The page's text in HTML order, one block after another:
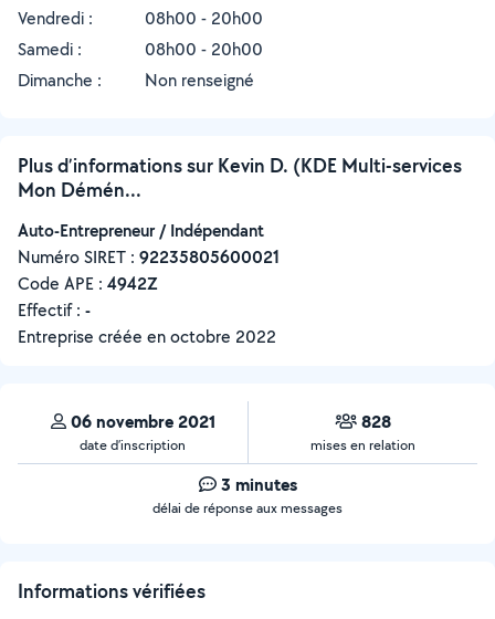
Vendredi :
08h00 - 20h00
Samedi :
08h00 - 20h00
Dimanche :
Non renseigné
Plus d’informations sur Kevin D. (KDE Multi-services
Mon Démén...
Auto-Entrepreneur / Indépendant
Numéro SIRET : ‍92235805600021
Code APE : 4942Z
Effectif : -
Entreprise créée enoctobre 2022
06 novembre 2021
date d’inscription
828
mises en relation
3 minutes
délai de réponse aux messages
Informations vérifiées